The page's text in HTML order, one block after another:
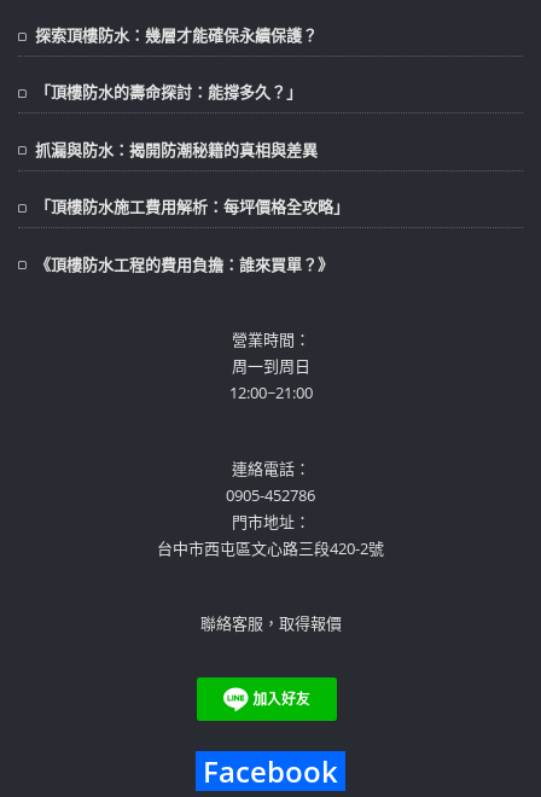
探索頂樓防水：幾層才能確保永續保護？
「頂樓防水的壽命探討：能撐多久？」
抓漏與防水：揭開防潮秘籍的真相與差異
「頂樓防水施工費用解析：每坪價格全攻略」
《頂樓防水工程的費用負擔：誰來買單？》
營業時間：
周一到周日
12:00~21:00
連絡電話：
0905-452786
門市地址：
台中市西屯區文心路三段420-2號
聯絡客服，取得報價
Facebook